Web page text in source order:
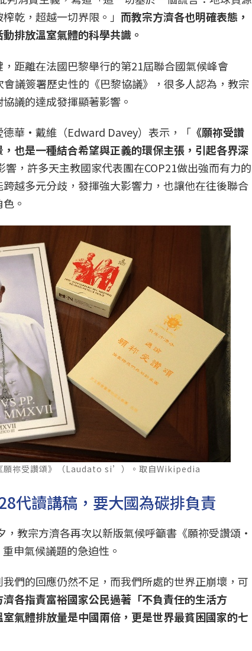
乾，超越一切界限。」而教宗方濟各也明確表態，
排放溫室氣體的科學共識。
距離在法國巴黎舉行的第21屆聯合國氣候峰會
會議簽署歷史性的《巴黎協議》，很多人認為，教宗
議的達成發揮顯著影響。
德華·戴維（Edward Davey）表示，「 《願祢受讚
也是一種結合希望與正義的環保主張，引起各界深
響，許多天主教國家代表團在COP21做出強而有力的
越多元分歧，發揮強大影響力，也讓他在往後聯合
。
願祢受讚頌》（Laudato si’）。取自Wikipedia
代讀講稿，要大國為碳排負責
，教宗方濟各再次以新版氣候呼籲書《願祢受讚頌・
申氣候議題的急迫性。
我們的回應仍然不足，而我們所處的世界正崩壞，可
濟各指責富裕國家公民過著「不負責任的生活方
氣體排放量是中國兩倍，更是世界最貧困國家的七